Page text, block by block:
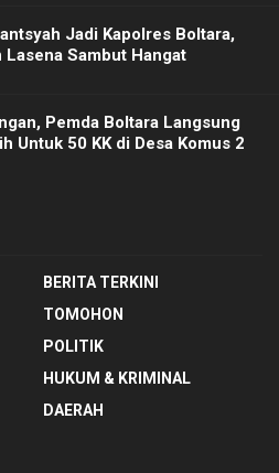
Jadi Kapolres Boltara,
Sambut Hangat
Pemda Boltara Langsung
Untuk 50 KK di Desa Komus 2
BERITA TERKINI
TOMOHON
POLITIK
HUKUM & KRIMINAL
DAERAH